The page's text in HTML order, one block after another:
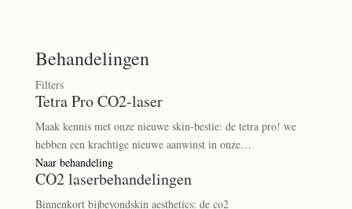
Behandelingen
Filters
Tetra Pro CO2-laser
Maak kennis met onze nieuwe skin-bestie: de tetra pro! we
hebben een krachtige nieuwe aanwinst in onze…
Naar behandeling
CO2 laserbehandelingen
Binnenkort bijbeyondskin aesthetics: de co2